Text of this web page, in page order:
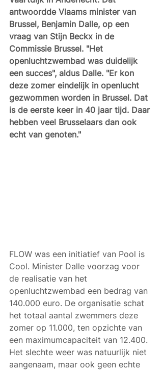
antwoordde Vlaams minister van
Brussel, Benjamin Dalle, op een
vraag van Stijn Beckx in de
Commissie Brussel. "Het
openluchtzwembad was duidelijk
een succes", aldus Dalle. "Er kon
deze zomer eindelijk in openlucht
gezwommen worden in Brussel. Dat
is de eerste keer in 40 jaar tijd. Daar
hebben veel Brusselaars dan ook
echt van genoten."
FLOW was een initiatief van Pool is
Cool. Minister Dalle voorzag voor
de realisatie van het
openluchtzwembad een bedrag van
140.000 euro. De organisatie schat
het totaal aantal zwemmers deze
zomer op 11.000, ten opzichte van
een maximumcapaciteit van 12.400.
Het slechte weer was natuurlijk niet
aangenaam, maar ook geen echte